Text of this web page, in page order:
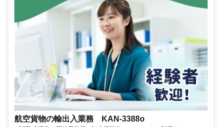
航空貨物の輸出入業務 KAN-3388o